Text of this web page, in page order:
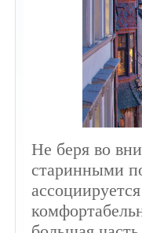
Не беря во
старинными